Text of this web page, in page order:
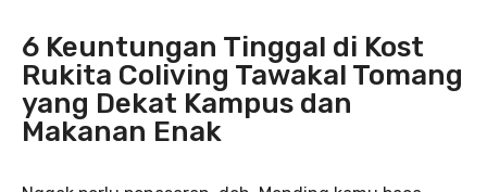
6 Keuntungan Tinggal di Kost
Rukita Coliving Tawakal Tomang
yang Dekat Kampus dan
Makanan Enak